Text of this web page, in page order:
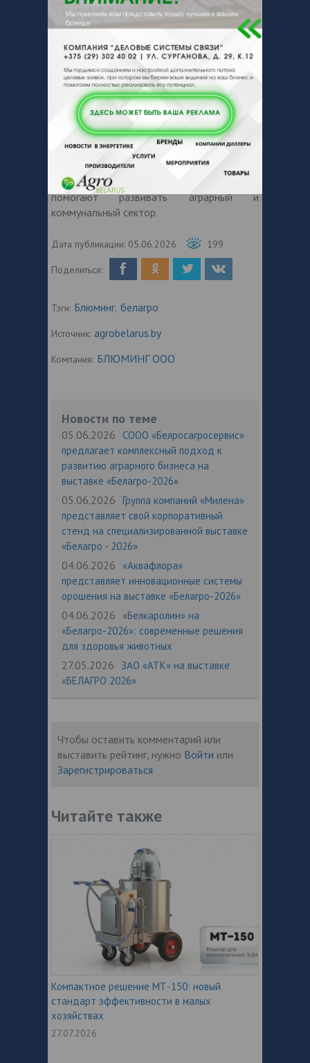
компании, получить консультации
специалистов и обсудить перспективы
сотрудничества. Представители ООО
«Блюминг» готовы предложить решения,
ориентированные на повышение
эффективности работы предприятий
различных отраслей.
Выставка работает с 3 по 6 июня. Не
упустите возможность познакомиться с
разработками отечественного
производителя и узнать больше о
современных технологиях, которые
помогают развивать аграрный и
коммунальный сектор.
Дата публикации: 05.06.2026 199
Поделиться:
Тэги: Блюминг, белагро
Источник: agrobelarus.by
Компания: БЛЮМИНГ ООО
Новости по теме
05.06.2026
СООО «Белросагросервис»
предлагает комплексный подход к
развитию аграрного бизнеса на
выставке «Белагро-2026»
05.06.2026 Группа компаний «Милена»
представляет свой корпоративный
стенд на специализированной выставке
«Белагро - 2026»
04.06.2026
«Аквафлора»
представляет инновационные системы
орошения на выставке «Белагро-2026»
04.06.2026
«Белкаролин» на
«Белагро-2026»: современные решения
для здоровья животных
27.05.2026
ЗАО «АТК» на выставке
«БЕЛАГРО 2026»
Чтобы оставить комментарий или
выставить рейтинг, нужно Войти или
Зарегистрироваться
Читайте также
Компактное решение МТ-150: новый
стандарт эффективности в малых
хозяйствах
27.07.2026